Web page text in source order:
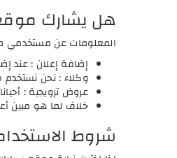
هل يشارك موقع
المعلومات عن مستخدمي
إضافة إعلان : عند
وكلاء : نحن
عروض ترويجية :
خلاف لما هو مبين
شروط